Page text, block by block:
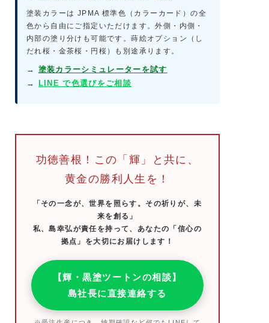
塗装カラーは JPMA 標準色（カラーカード）の全
色から自由にご指定いただけます。外側・内側・
内部の塗り分けも可能です。蒔絵オプション（し
だれ桜・金茶桜・円桜）も別途承ります。
→ 塗装カラーシミュレーターを試す
→
LINE で色選びをご相談
功徳善根！この「輝」と共に、
黄金の勝利人生を！
「その一念が、世界を照らす。その祈りが、未
来を創る」
私、島幸弘が責任を持って、あなたの「信心の
拠点」を大切にお届けします！
【輝・黒塗ツートンの相談】
島社長に直接連絡する